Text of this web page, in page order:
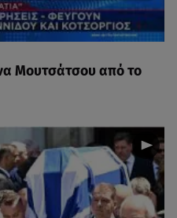
Μουτσάτσου από το